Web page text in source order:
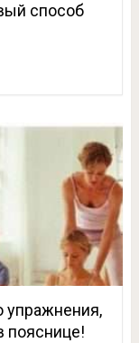
способ
упражнения,
пояснице!